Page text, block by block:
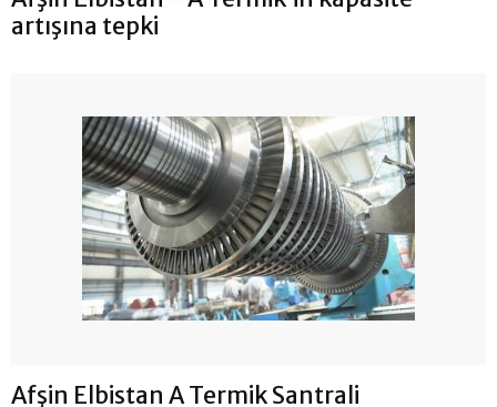
artışına tepki
Afşin Elbistan A Termik Santrali